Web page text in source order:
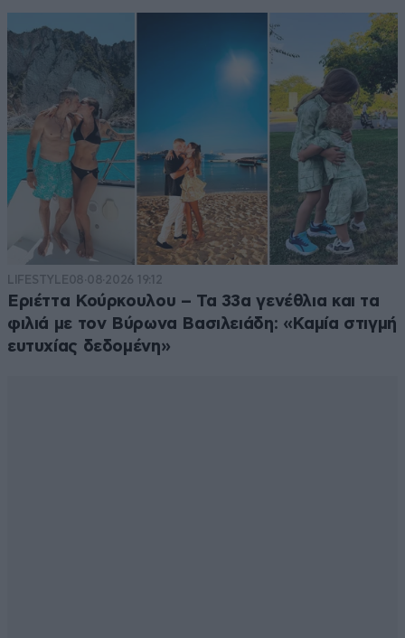
LIFESTYLE08·08·2026 19:12
Εριέττα Κούρκουλου – Τα 33α γενέθλια και τα
φιλιά με τον Βύρωνα Βασιλειάδη: «Καμία στιγμή
ευτυχίας δεδομένη»